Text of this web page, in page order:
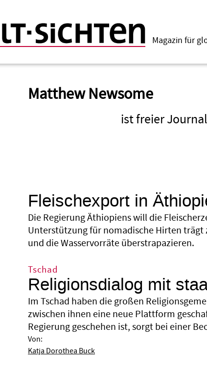
Magazin für
Matthew Newsome
ist freier
Fleischexport in
Die Regierung Äthiopiens will die
Unterstützung für nomadische Hirten trägt
und die Wasservorräte überstrapazieren.
Tschad
Religionsdialog mit
Im Tschad haben die großen
zwischen ihnen eine neue Plattform
Regierung geschehen ist, sorgt bei einer
Von:
Katja Dorothea Buck